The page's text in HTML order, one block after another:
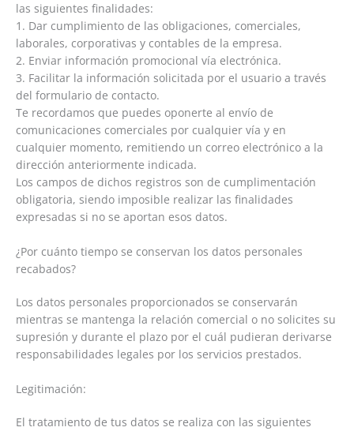
las siguientes finalidades:
1. Dar cumplimiento de las obligaciones, comerciales,
laborales, corporativas y contables de la empresa.
2. Enviar información promocional vía electrónica.
3. Facilitar la información solicitada por el usuario a través
del formulario de contacto.
Te recordamos que puedes oponerte al envío de
comunicaciones comerciales por cualquier vía y en
cualquier momento, remitiendo un correo electrónico a la
dirección anteriormente indicada.
Los campos de dichos registros son de cumplimentación
obligatoria, siendo imposible realizar las finalidades
expresadas si no se aportan esos datos.
¿Por cuánto tiempo se conservan los datos personales
recabados?
Los datos personales proporcionados se conservarán
mientras se mantenga la relación comercial o no solicites su
supresión y durante el plazo por el cuál pudieran derivarse
responsabilidades legales por los servicios prestados.
Legitimación:
El tratamiento de tus datos se realiza con las siguientes